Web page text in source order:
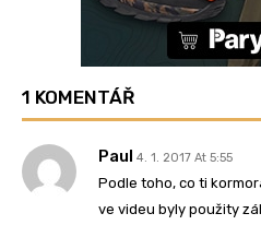
1 KOMENTÁŘ
Paul 4. 1. 2017 At 5:55
Podle toho, co ti
ve videu byly použity